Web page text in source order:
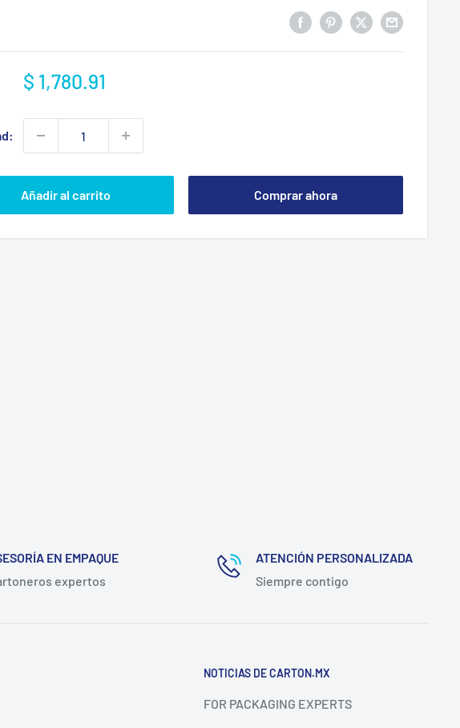
Precio
venta
$ 1,780.91
Añadir al carrito Comprar ahora
EN EMPAQUE
expertos
ATENCIÓN PERSONALIZADA
Siempre contigo
NOTICIAS DE CARTON.MX
FOR PACKAGING EXPERTS